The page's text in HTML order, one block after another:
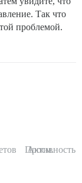
Так что
проблемой.
Просм.
Активность